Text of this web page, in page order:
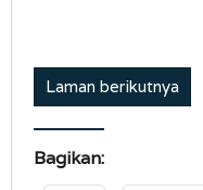
Laman berikutnya
Bagikan: